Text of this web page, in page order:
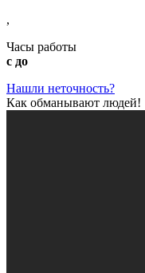
,
Часы работы
с до
Нашли неточность?
Как обманывают людей!